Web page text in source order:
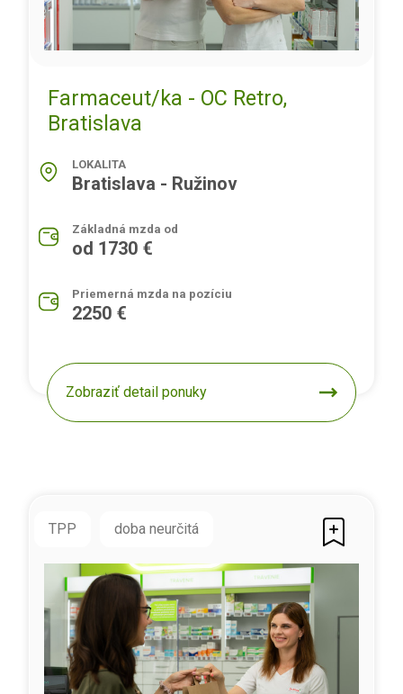
Farmaceut/ka - OC Retro,
Bratislava
LOKALITA
Bratislava - Ružinov
Základná mzda od
od 1730 €
Priemerná mzda na pozíciu
2250 €
Zobraziť detail ponuky
TPP doba neurčitá